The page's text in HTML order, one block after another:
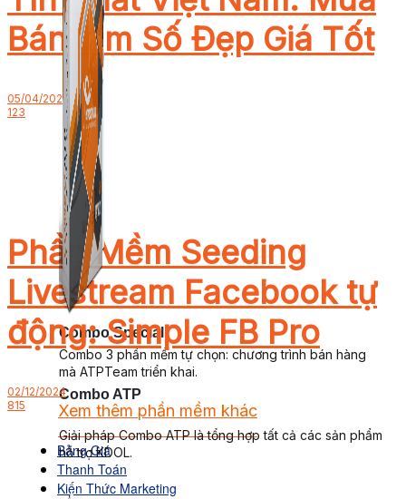
Combo Special
Combo 3 phần mềm tự chọn: chương trình bán hàng
mà ATPTeam triển khai.
Xem thêm phần mềm khác
Xem thêm phần mềm khác
Bảng Giá
Thanh Toán
Kiến Thức Marketing
Combo ATP
Giải pháp Combo ATP là tổng hợp tất cả các sản phẩm
hỗ trợ KDOL.
Bán Sim Số Đẹp Giá Tốt
05/04/2025
123
Phần Mềm Seeding
Livestream Facebook tự
động: Simple FB Pro
02/12/2024
815